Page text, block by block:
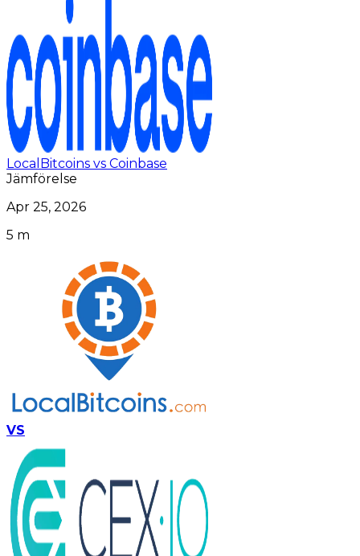
LocalBitcoins vs Coinbase
Jämförelse
Apr 25, 2026
5 m
VS